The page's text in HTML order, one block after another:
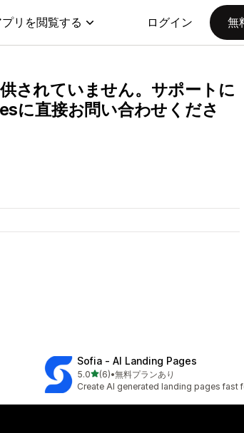
プリを閲覧する ログイン 無
されていません。サポートに
に直接お問い合わせくださ
Sofia ‑ AI Landing Pages
5.05つ星中
(6)
合計レビュー数：6件
•無料プランあり
Create AI generated landing pages fast